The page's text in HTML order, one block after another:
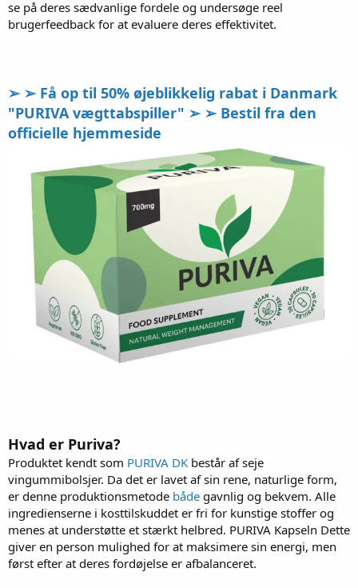
se på deres sædvanlige fordele og undersøge reel
brugerfeedback for at evaluere deres effektivitet.
➢ ➢ Få op til 50% øjeblikkelig rabat i Danmark
"PURIVA vægttabspiller" ➢ ➢ Bestil fra den
officielle hjemmeside
Hvad er Puriva?
Produktet kendt som PURIVA DK består af seje
vingummibolsjer. Da det er lavet af sin rene, naturlige form,
er denne produktionsmetode både gavnlig og bekvem. Alle
ingredienserne i kosttilskuddet er fri for kunstige stoffer og
menes at understøtte et stærkt helbred. PURIVA Kapseln Dette
giver en person mulighed for at maksimere sin energi, men
først efter at deres fordøjelse er afbalanceret.